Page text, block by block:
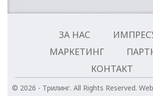
ЗА НАС
МАРКЕТИНГ
КОНТАКТ
© 2026 - Трилинг. All Rights Reserved.